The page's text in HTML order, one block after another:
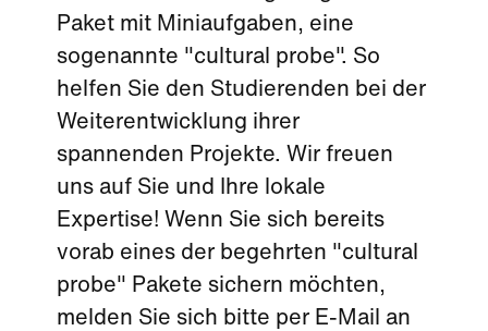
Paket mit Miniaufgaben, eine
sogenannte "cultural probe". So
helfen Sie den Studierenden bei der
Weiterentwicklung ihrer
spannenden Projekte. Wir freuen
uns auf Sie und Ihre lokale
Expertise! Wenn Sie sich bereits
vorab eines der begehrten "cultural
probe" Pakete sichern möchten,
melden Sie sich bitte per E-Mail an